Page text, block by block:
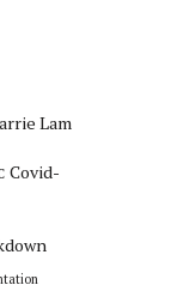
Lam
Covid-